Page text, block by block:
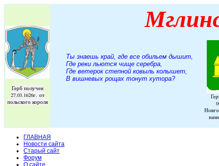
Герб получен
27.03.1626г. от
польского короля
Ты знаешь край, где все обильем дышит,
Где реки льются чище серебра,
Где ветерок степной ковыль колышет,
В вишневых рощах тонут хутора?
ГЛАВНАЯ
Новости сайта
Старый сайт
Форум
О сайте